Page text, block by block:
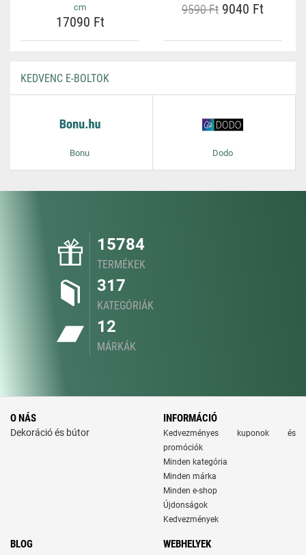
cm
17090 Ft
9590 Ft 9040 Ft
KEDVENC E-BOLTOK
Bonu Dodo
15784
TERMÉKEK
317
KATEGÓRIÁK
12
MÁRKÁK
O NÁS
Dekoráció és bútor
INFORMÁCIÓ
Kedvezményes kuponok és
promóciók
Minden kategória
Minden márka
Minden e-shop
Újdonságok
Kedvezmények
BLOG WEBHELYEK